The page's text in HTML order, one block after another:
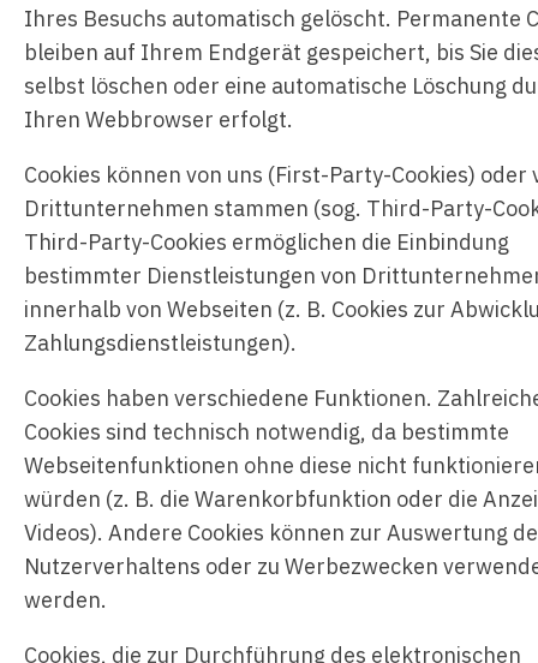
Ihres Besuchs automatisch gelöscht. Permanente
bleiben auf Ihrem Endgerät gespeichert, bis Sie
selbst löschen oder eine automatische Löschung
Ihren Webbrowser erfolgt.
Cookies können von uns (First-Party-Cookies) oder
Drittunternehmen stammen (sog. Third-Party-
Third-Party-Cookies ermöglichen die Einbindung
bestimmter Dienstleistungen von
innerhalb von Webseiten (z. B. Cookies zur
Zahlungsdienstleistungen).
Cookies haben verschiedene Funktionen.
Cookies sind technisch notwendig, da bestimmte
Webseitenfunktionen ohne diese nicht
würden (z. B. die Warenkorbfunktion oder die
Videos). Andere Cookies können zur Auswertung
Nutzerverhaltens oder zu Werbezwecken
werden.
Cookies, die zur Durchführung des elektronischen